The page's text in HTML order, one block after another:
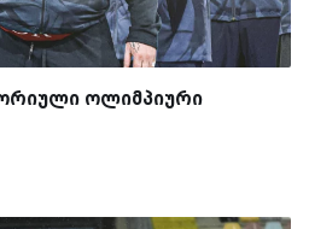
ოლიმპიური